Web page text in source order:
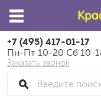
+7 (495) 417-01-17
Пн-Пт 10-20 Сб 10-
Заказать звонок